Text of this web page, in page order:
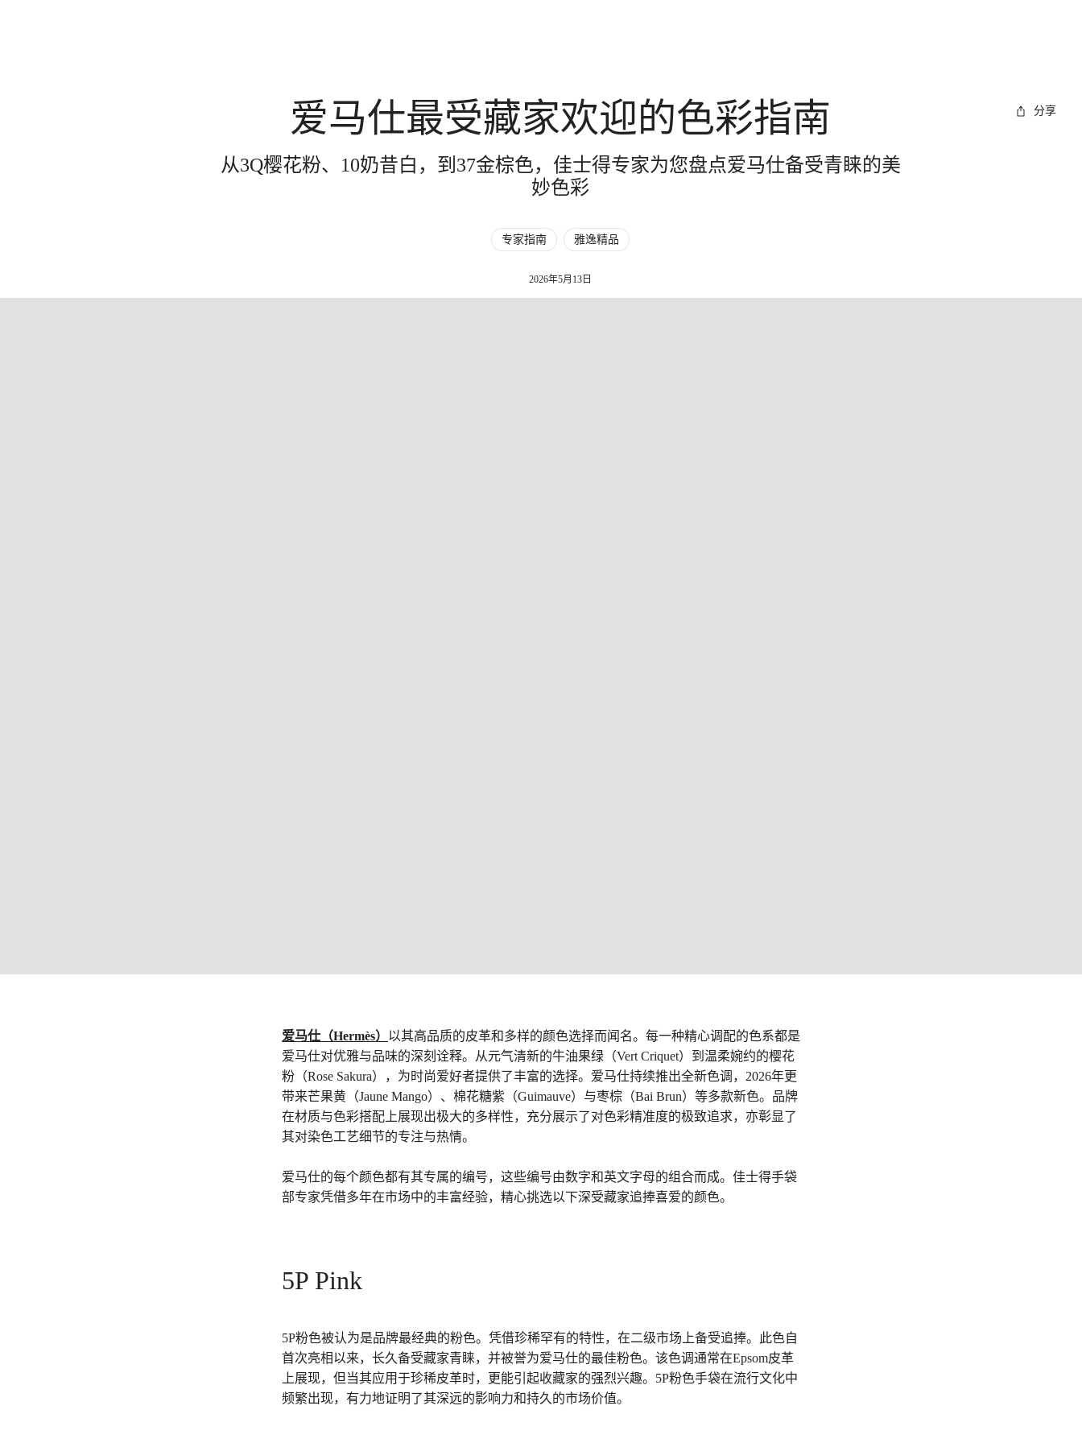
分享
爱马仕最受藏家欢迎的色彩指南
从3Q樱花粉、10奶昔白，到37金棕色，佳士得专家为您盘点爱马仕备受青睐的美
妙色彩
专家指南 雅逸精品
2026年5月13日
爱马仕（Hermès） 以其高品质的皮革和多样的颜色选择而闻名。每一种精心调配的色系都是
爱马仕对优雅与品味的深刻诠释。从元气清新的牛油果绿（Vert Criquet）到温柔婉约的樱花
粉（Rose Sakura），为时尚爱好者提供了丰富的选择。爱马仕持续推出全新色调，2026年更
带来芒果黄（Jaune Mango）、棉花糖紫（Guimauve）与枣棕（Bai Brun）等多款新色。品牌
在材质与色彩搭配上展现出极大的多样性，充分展示了对色彩精准度的极致追求，亦彰显了
其对染色工艺细节的专注与热情。
爱马仕的每个颜色都有其专属的编号，这些编号由数字和英文字母的组合而成。佳士得手袋
部专家凭借多年在市场中的丰富经验，精心挑选以下深受藏家追捧喜爱的颜色。
5P Pink
5P粉色被认为是品牌最经典的粉色。凭借珍稀罕有的特性，在二级市场上备受追捧。此色自
首次亮相以来，长久备受藏家青睐，并被誉为爱马仕的最佳粉色。该色调通常在Epsom皮革
上展现，但当其应用于珍稀皮革时，更能引起收藏家的强烈兴趣。5P粉色手袋在流行文化中
频繁出现，有力地证明了其深远的影响力和持久的市场价值。